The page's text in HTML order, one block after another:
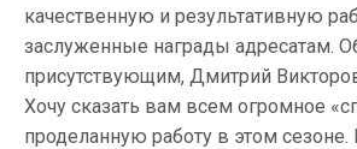
качественную и результативную
заслуженные награды адресатам.
присутствующим, Дмитрий
Хочу сказать вам всем огромное
проделанную работу в этом